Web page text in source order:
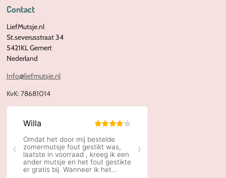
Contact
LiefMutsje.nl
St.severusstraat 34
5421KL Gemert
Nederland
Info@liefmutsje.nl
KvK:78681014